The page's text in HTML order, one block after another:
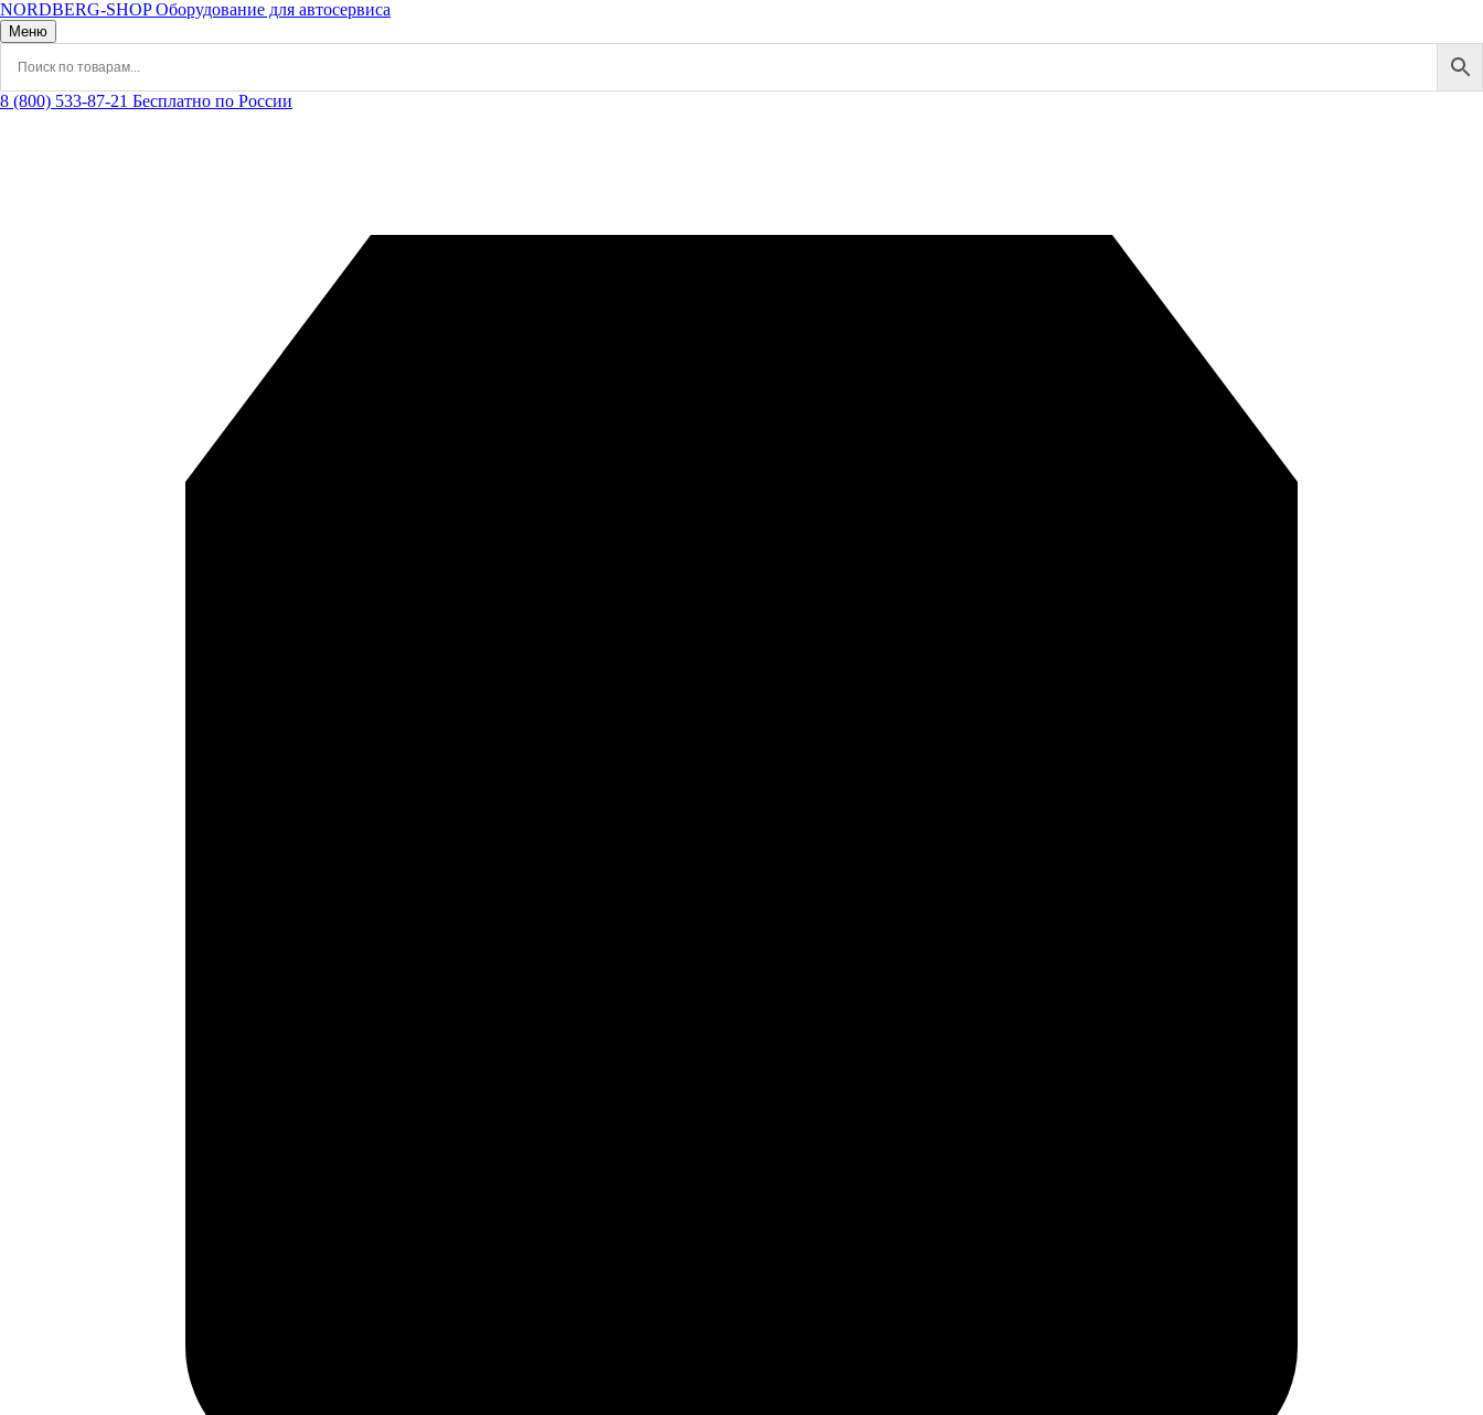
NORDBERG-SHOP Оборудование для автосервиса
Меню
8 (800) 533-87-21 Бесплатно по России